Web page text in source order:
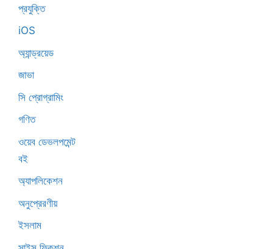
প্রযুক্তি
iOS
অ্যান্ড্রয়েড
জাভা
সি প্রোগ্রামিং
গণিত
ওয়েব ডেভলপমেন্ট
বই
অ্যাপলিকেশন
অনুপ্রেরণীয়
ইসলাম